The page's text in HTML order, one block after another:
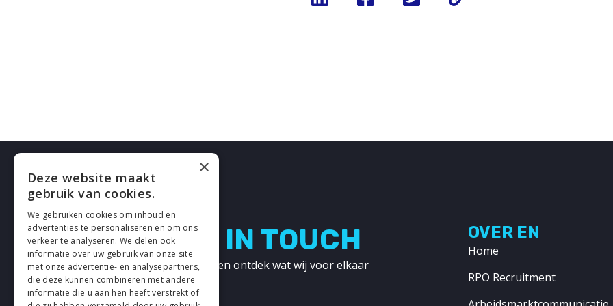
LETS GET IN TOUCH
Neem contact met ons op en ontdek wat wij voor elkaar
kunnen betekenen!
OVER EN
Home
RPO Recruitment
×
Deze website maakt
gebruik van cookies.
We gebruiken cookies om inhoud en
advertenties te personaliseren en om ons
verkeer te analyseren. We delen ook
informatie over uw gebruik van onze site
met onze advertentie- en analysepartners,
die deze kunnen combineren met andere
informatie die u aan hen heeft verstrekt of